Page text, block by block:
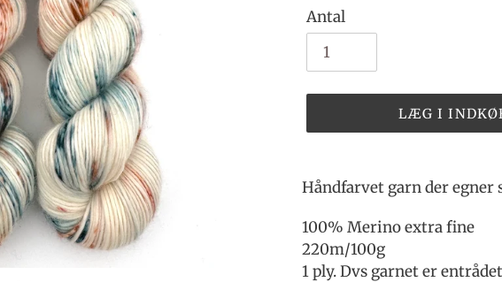
Antal
LÆG I
produkt
din
indkøbskurv
Håndfarvet garn der
100% Merino extra fine
220m/100g
1 ply. Dvs garnet er